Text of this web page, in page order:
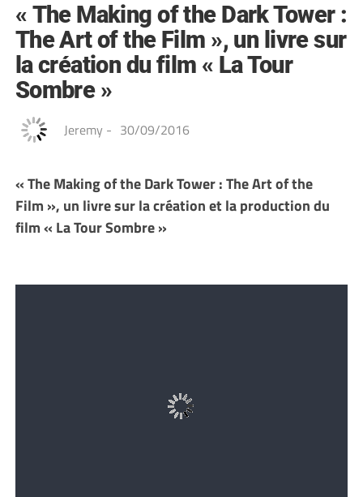
« The Making of the Dark Tower :
The Art of the Film », un livre sur
la création du film « La Tour
Sombre »
Jeremy - 30/09/2016
« The Making of the Dark Tower : The Art of the
Film », un livre sur la création et la production du
film « La Tour Sombre »